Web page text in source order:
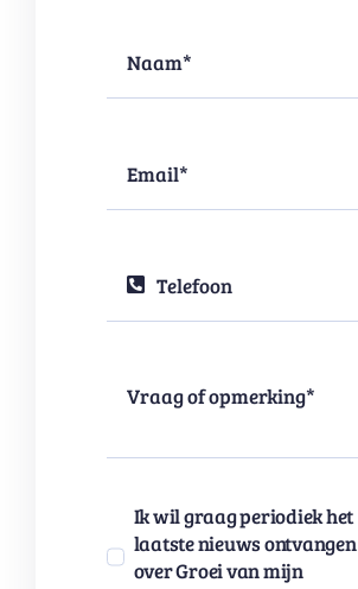
Ik wil graag periodiek het
laatste nieuws ontvangen
over Groei van mijn